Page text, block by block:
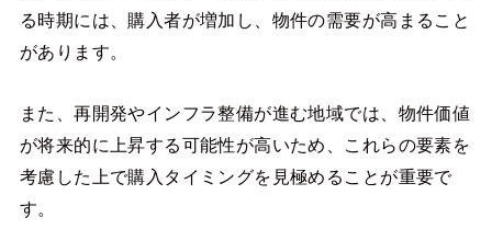
る時期には、購入者が増加し、物件の需要が高まること
があります。
また、再開発やインフラ整備が進む地域では、物件価値
が将来的に上昇する可能性が高いため、これらの要素を
考慮した上で購入タイミングを見極めることが重要で
す。